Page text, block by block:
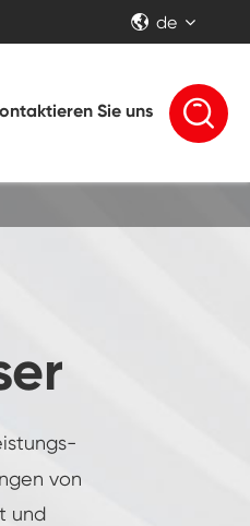
 de
Sie uns 
von
und